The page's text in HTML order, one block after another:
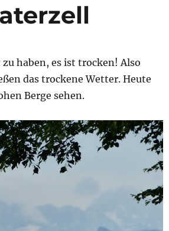
haben, es ist trocken! Also
das trockene Wetter. Heute
Berge sehen.